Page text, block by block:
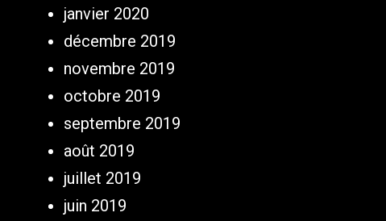
janvier 2020
décembre 2019
novembre 2019
octobre 2019
septembre 2019
août 2019
juillet 2019
juin 2019